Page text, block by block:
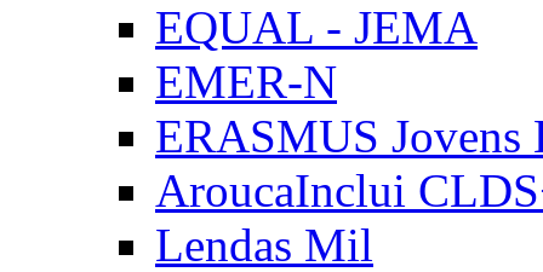
EQUAL - JEMA
EMER-N
ERASMUS Jovens
AroucaInclui
Lendas Mil